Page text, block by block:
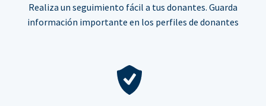
Realiza un seguimiento fácil a tus donantes. Guarda
información importante en los perfiles de donantes